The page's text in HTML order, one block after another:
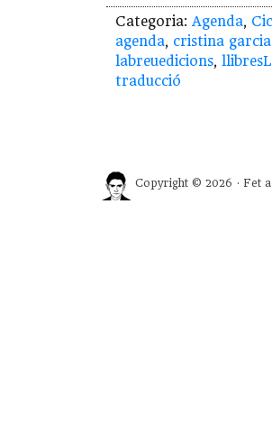
Categoria: Agenda,
agenda, cristina garcia
labreuedicions,
traducció
Copyright © 2026 · Fet